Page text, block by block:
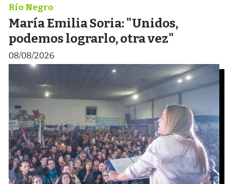
María Emilia Soria: "Unidos,
podemos lograrlo, otra vez"
Río Negro
08/08/2026